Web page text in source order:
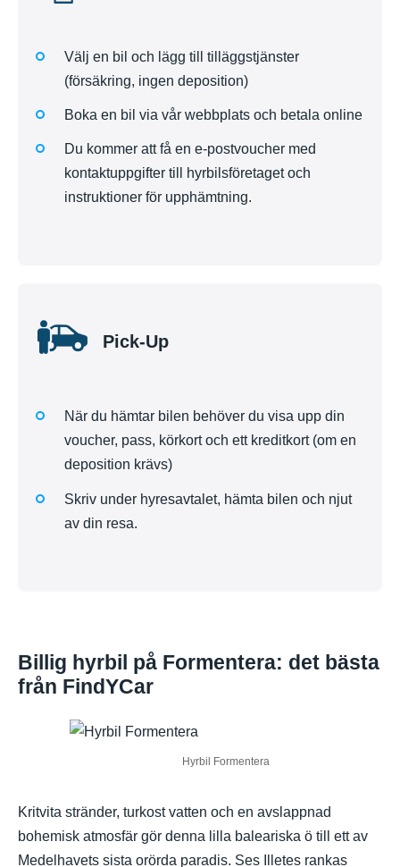
Välj en bil och lägg till tilläggstjänster
(försäkring, ingen deposition)
Boka en bil via vår webbplats och betala online
Du kommer att få en e-postvoucher med
kontaktuppgifter till hyrbilsföretaget och
instruktioner för upphämtning.
Pick-Up
När du hämtar bilen behöver du visa upp din
voucher, pass, körkort och ett kreditkort (om en
deposition krävs)
Skriv under hyresavtalet, hämta bilen och njut
av din resa.
Billig hyrbil på Formentera: det bästa
från FindYCar
Hyrbil Formentera
Kritvita stränder, turkost vatten och en avslappnad
bohemisk atmosfär gör denna lilla baleariska ö till ett av
Medelhavets sista orörda paradis. Ses Illetes rankas